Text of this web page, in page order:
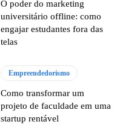
O poder do marketing
universitário offline: como
engajar estudantes fora das
telas
Empreendedorismo
Como transformar um
projeto de faculdade em uma
startup rentável